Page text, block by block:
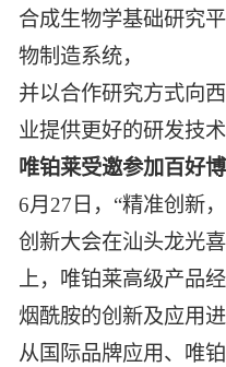
合成生物学基础研究
物制造系统，
并以合作研究方式向
业提供更好的研发技术
唯铂莱受邀参加百好
6月27日，“精准创新
创新大会在汕头龙光
上，唯铂莱高级产品
烟酰胺的创新及应用进
从国际品牌应用、唯